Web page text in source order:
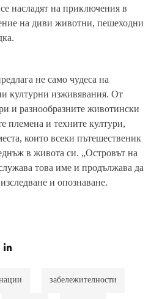
насладят на приключения в
на диви животни, пешеходни
не само чудеса на
културни изживявания. От
и разнообразните животински
племена и техните култури,
които всеки пътешественик
в живота си. „Островът на
това име и продължава да
и опознаване.
забележителности